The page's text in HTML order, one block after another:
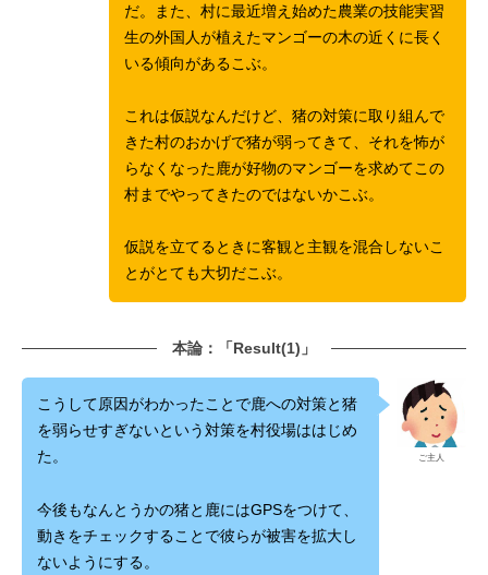
だ。また、村に最近増え始めた農業の技能実習
生の外国人が植えたマンゴーの木の近くに長く
いる傾向があるこぶ。
これは仮説なんだけど、猪の対策に取り組んで
きた村のおかげで猪が弱ってきて、それを怖が
らなくなった鹿が好物のマンゴーを求めてこの
村までやってきたのではないかこぶ。
仮説を立てるときに客観と主観を混合しないこ
とがとても大切だこぶ。
本論：「Result(1)」
ご主人
こうして原因がわかったことで鹿への対策と猪
を弱らせすぎないという対策を村役場ははじめ
た。
今後もなんとうかの猪と鹿にはGPSをつけて、
動きをチェックすることで彼らが被害を拡大し
ないようにする。